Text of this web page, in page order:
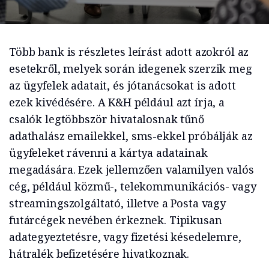
Több bank is részletes leírást adott azokról az
esetekről, melyek során idegenek szerzik meg
az ügyfelek adatait, és jótanácsokat is adott
ezek kivédésére. A K&H például azt írja, a
csalók legtöbbször hivatalosnak tűnő
adathalász emailekkel, sms-ekkel próbálják az
ügyfeleket rávenni a kártya adatainak
megadására. Ezek jellemzően valamilyen valós
cég, például közmű-, telekommunikációs- vagy
streamingszolgáltató, illetve a Posta vagy
futárcégek nevében érkeznek. Tipikusan
adategyeztetésre, vagy fizetési késedelemre,
hátralék befizetésére hivatkoznak.